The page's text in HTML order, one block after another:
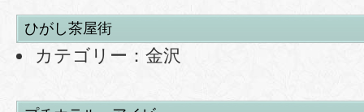
ひがし茶屋街
カテゴリー： 金沢